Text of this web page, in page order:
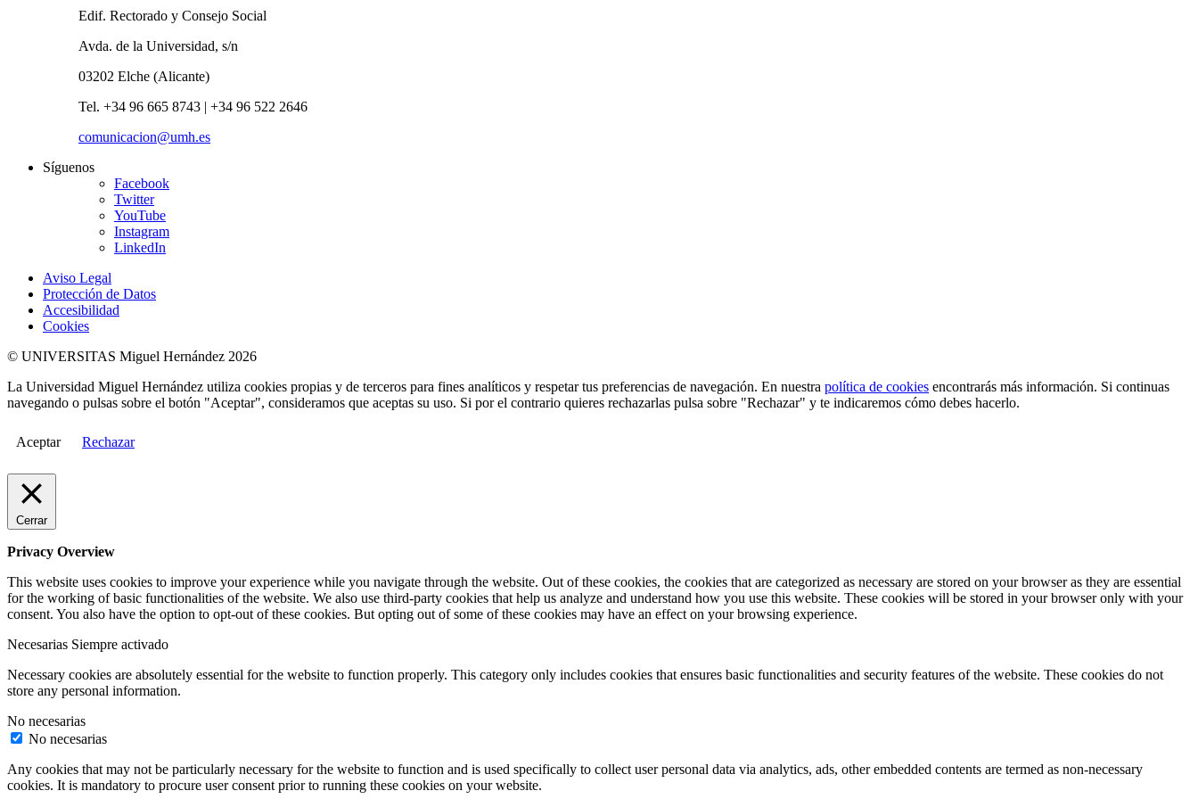
Edif. Rectorado y Consejo Social
Avda. de la Universidad, s/n
03202 Elche (Alicante)
Tel. +34 96 665 8743 | +34 96 522 2646
comunicacion@umh.es
Síguenos
Facebook
Twitter
YouTube
Instagram
LinkedIn
Aviso Legal
Protección de Datos
Accesibilidad
Cookies
© UNIVERSITAS Miguel Hernández 2026
La Universidad Miguel Hernández utiliza cookies propias y de terceros para fines analíticos y respetar tus preferencias de navegación. En nuestra política de cookies encontrarás más información. Si continuas
navegando o pulsas sobre el botón "Aceptar", consideramos que aceptas su uso. Si por el contrario quieres rechazarlas pulsa sobre "Rechazar" y te indicaremos cómo debes hacerlo.
Aceptar Rechazar
Cerrar
Privacy Overview
This website uses cookies to improve your experience while you navigate through the website. Out of these cookies, the cookies that are categorized as necessary are stored on your browser as they are essential
for the working of basic functionalities of the website. We also use third-party cookies that help us analyze and understand how you use this website. These cookies will be stored in your browser only with your
consent. You also have the option to opt-out of these cookies. But opting out of some of these cookies may have an effect on your browsing experience.
Necesarias Siempre activado
Necessary cookies are absolutely essential for the website to function properly. This category only includes cookies that ensures basic functionalities and security features of the website. These cookies do not
store any personal information.
No necesarias
No necesarias
Any cookies that may not be particularly necessary for the website to function and is used specifically to collect user personal data via analytics, ads, other embedded contents are termed as non-necessary
cookies. It is mandatory to procure user consent prior to running these cookies on your website.